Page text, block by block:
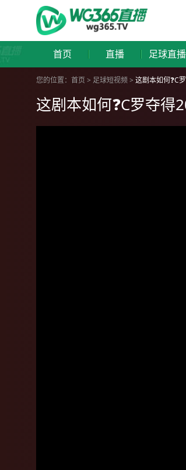
首页 直播 足球直播
您的位置： 首页 > 足球短视频> 这剧本如何❓️C
这剧本如何❓️C罗夺